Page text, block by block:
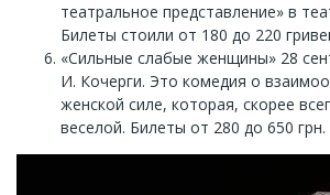
театральное представление» в
Билеты стоили от 180 до 220
«Сильные слабые женщины» 28
И. Кочерги. Это комедия о
женской силе, которая, скорее
веселой. Билеты от 280 до 650 грн.